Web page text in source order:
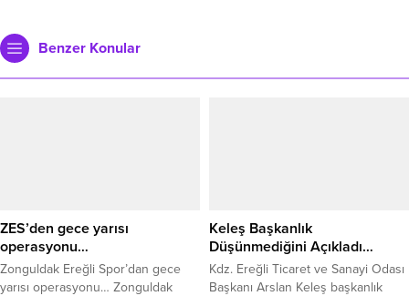
Benzer Konular
ZES’den gece yarısı
operasyonu…
Zonguldak Ereğli Spor’dan gece
yarısı operasyonu… Zonguldak
Keleş Başkanlık
Düşünmediğini Açıkladı…
Kdz. Ereğli Ticaret ve Sanayi Odası
Başkanı Arslan Keleş başkanlık